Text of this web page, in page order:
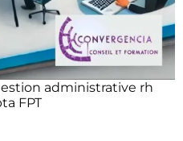
administrative rh
FPT